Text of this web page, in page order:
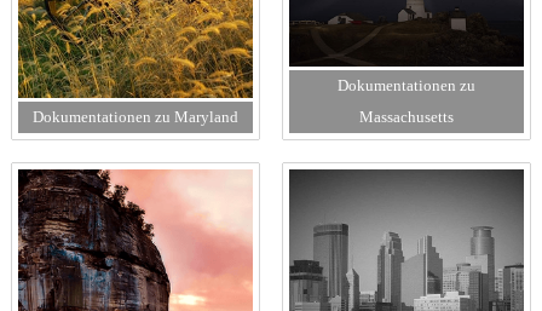
Dokumentationen zu Maryland
Dokumentationen zu
Massachusetts